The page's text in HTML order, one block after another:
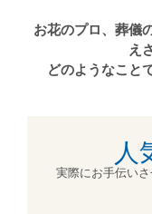
お花のプロ、葬儀
え
どのようなこと
人
実際にお手伝い